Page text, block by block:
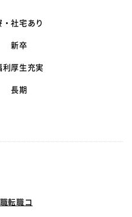
・社宅あり
新卒
利厚生充実
長期
転職コ